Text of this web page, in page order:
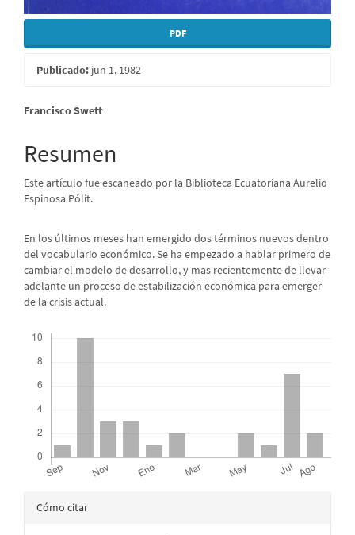
PDF
Publicado: jun 1, 1982
Contenido
principal
del
artículo
Francisco Swett
Resumen
Este artículo fue escaneado por la Biblioteca Ecuatoriana Aurelio
Espinosa Pólit.
En los últimos meses han emergido dos términos nuevos dentro
del vocabulario económico. Se ha empezado a hablar primero de
cambiar el modelo de desarrollo, y mas recientemente de llevar
adelante un proceso de estabilización económica para emerger
de la crisis actual.
Detalles
Cómo citar